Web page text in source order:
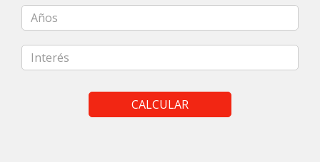
CALCULAR